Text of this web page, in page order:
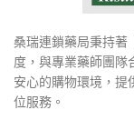
桑瑞連鎖藥局秉持著
度，與專業藥師團隊
安心的購物環境，提
位服務。